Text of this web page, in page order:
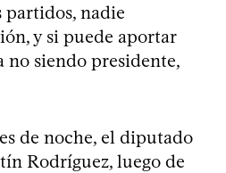
partidos, nadie
y si puede aportar
no siendo presidente,
de noche, el diputado
Rodríguez, luego de